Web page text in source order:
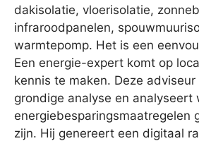
dakisolatie, vloerisolatie,
infraroodpanelen,
warmtepomp. Het is een
Een energie-expert komt op
kennis te maken. Deze
grondige analyse en analyseert
energiebesparingsmaatregelen
zijn. Hij genereert een digitaal